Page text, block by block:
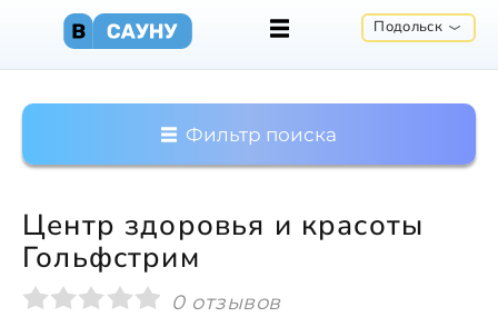
Подольск
Фильтр поиска
Центр здоровья и красоты
Гольфстрим
0 отзывов